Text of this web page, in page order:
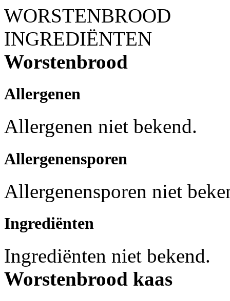
WORSTENBROOD
INGREDIËNTEN
Worstenbrood
Allergenen
Allergenen niet bekend.
Allergenensporen
Allergenensporen niet
Ingrediënten
Ingrediënten niet bekend.
Worstenbrood kaas